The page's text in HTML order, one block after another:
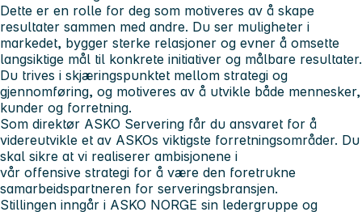
Dette er en rolle for deg som motiveres av å skape
resultater sammen med andre. Du ser muligheter i
markedet, bygger sterke relasjoner og evner å omsette
langsiktige mål til konkrete initiativer og målbare resultater.
Du trives i skjæringspunktet mellom strategi og
gjennomføring, og motiveres av å utvikle både mennesker,
kunder og forretning.
Som direktør ASKO Servering får du ansvaret for å
videreutvikle et av ASKOs viktigste forretningsområder. Du
skal sikre at vi realiserer ambisjonene i
vår offensive strategi for å være den foretrukne
samarbeidspartneren for serveringsbransjen.
Stillingen inngår i ASKO NORGE sin ledergruppe og